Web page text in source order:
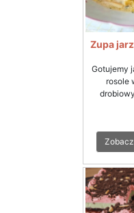
Zupa
Gotujemy
rosole